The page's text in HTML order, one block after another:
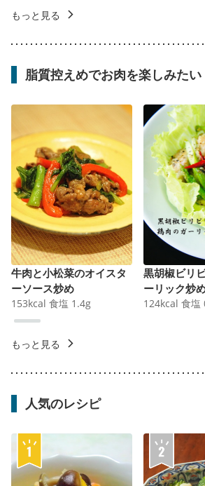
もっと見る
脂質控えめでお肉を楽しみたい
牛肉と小松菜のオイスタ
ーソース炒め
153kcal 食塩 1.4g
黒胡椒ビリ
ーリック炒
124kcal 食塩
もっと見る
人気のレシピ